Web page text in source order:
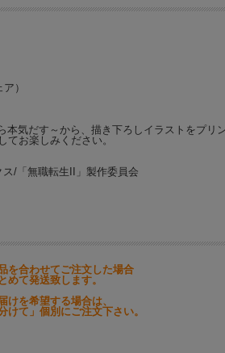
）
本気だす～から、描き下ろしイラストをプリ
てお楽しみください。
/「無職転生II」製作委員会
を合わせてご注文した場合
めて発送致します。
けを希望する場合は、
けて」個別にご注文下さい。